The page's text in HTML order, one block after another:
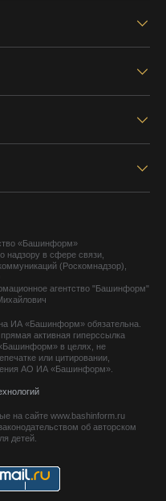
«Башинформ»
надзору в сфере связи,
(Роскомнадзор),
агентство "Башинформ"
ИА «Башинформ» обязательна.
активная гиперссылка
в целях, не
или цитировании,
АО ИА «Башинформ».
на сайте www.bashinform.ru
об авторском
детей.